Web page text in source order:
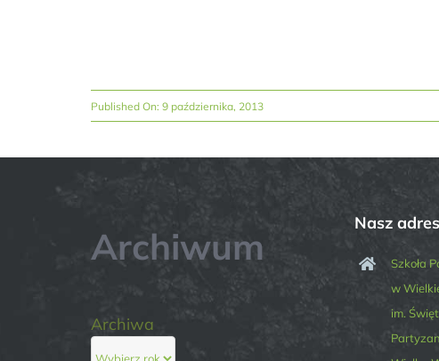
Published On: 9 października, 2013
Archiwum
Archiwa
Nasz adres
Szkoła
w
im.